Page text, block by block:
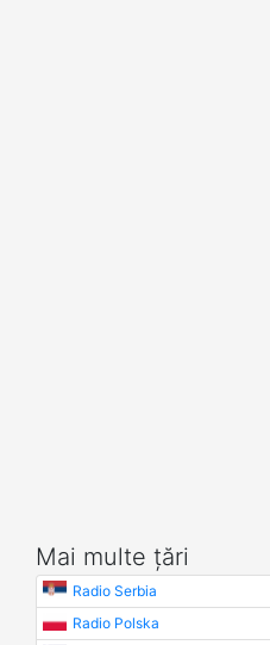
Mai multe țări
Radio Serbia
Radio Polska